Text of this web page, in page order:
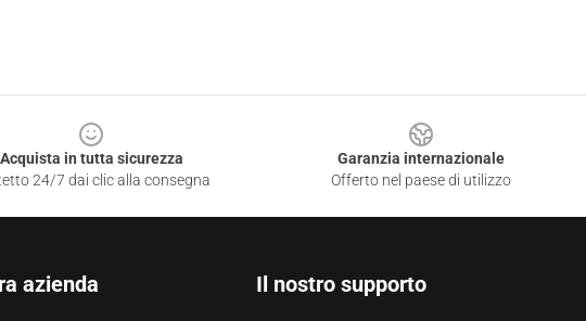
Acquista in tutta sicurezza
24/7 dai clic alla consegna
Garanzia internazionale
Offerto nel paese di utilizzo
azienda Il nostro supporto